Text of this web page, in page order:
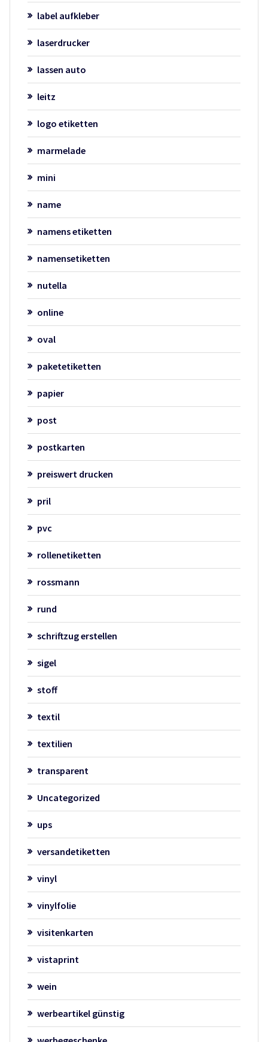
label aufkleber
laserdrucker
lassen auto
leitz
logo etiketten
marmelade
mini
name
namens etiketten
namensetiketten
nutella
online
oval
paketetiketten
papier
post
postkarten
preiswert drucken
pril
pvc
rollenetiketten
rossmann
rund
schriftzug erstellen
sigel
stoff
textil
textilien
transparent
Uncategorized
ups
versandetiketten
vinyl
vinylfolie
visitenkarten
vistaprint
wein
werbeartikel günstig